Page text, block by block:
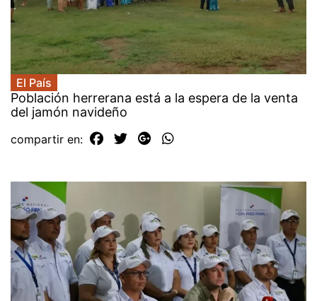
El País
Población herrerana está a la espera de la venta
del jamón navideño
compartir en: